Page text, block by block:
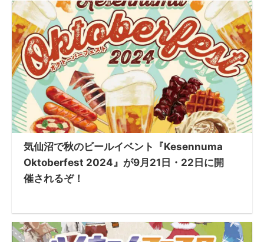
気仙沼で秋のビールイベント『Kesennuma
Oktoberfest 2024』が9月21日・22日に開
催されるぞ！